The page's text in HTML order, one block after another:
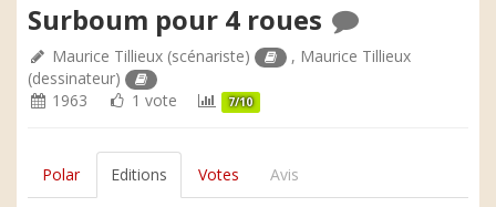
Surboum pour 4 roues
Maurice Tillieux (scénariste) , Maurice Tillieux
(dessinateur)
1963
1 vote 7/10
Polar Editions Votes Avis